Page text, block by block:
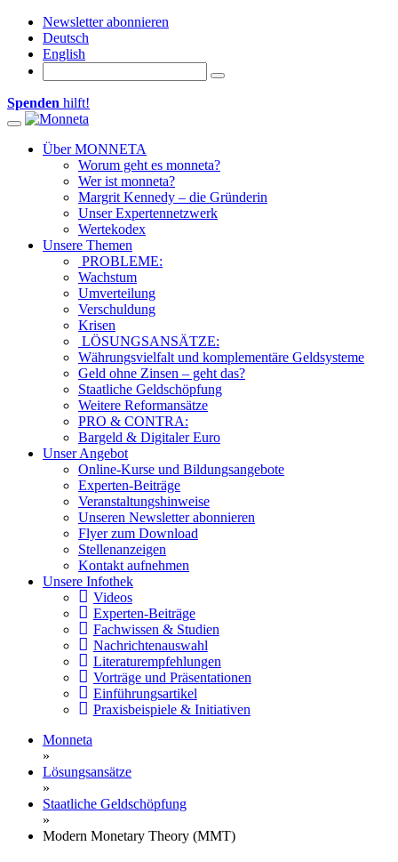
Newsletter abonnieren
Deutsch
English
Spenden hilft!
Toggle navigation
Über MONNETA
Worum geht es monneta?
Wer ist monneta?
Margrit Kennedy – die Gründerin
Unser Expertennetzwerk
Wertekodex
Unsere Themen
PROBLEME:
Wachstum
Umverteilung
Verschuldung
Krisen
LÖSUNGSANSÄTZE:
Währungsvielfalt und komplementäre Geldsysteme
Geld ohne Zinsen – geht das?
Staatliche Geldschöpfung
Weitere Reformansätze
PRO & CONTRA:
Bargeld & Digitaler Euro
Unser Angebot
Online-Kurse und Bildungsangebote
Experten-Beiträge
Veranstaltungshinweise
Unseren Newsletter abonnieren
Flyer zum Download
Stellenanzeigen
Kontakt aufnehmen
Unsere Infothek
Videos
Experten-Beiträge
Fachwissen & Studien
Nachrichtenauswahl
Literaturempfehlungen
Vorträge und Präsentationen
Einführungsartikel
Praxisbeispiele & Initiativen
Monneta
»
Lösungsansätze
»
Staatliche Geldschöpfung
»
Modern Monetary Theory (MMT)